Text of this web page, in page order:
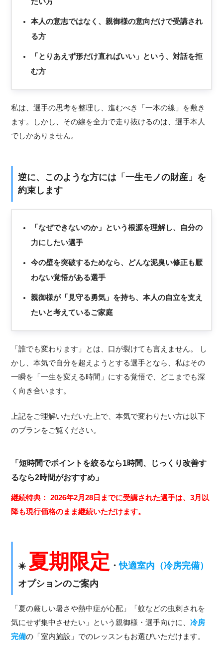
本人の意志ではなく、親御様の意向だけで受講され
る方
「とりあえず形だけ直ればいい」という、対話を拒
む方
私は、選手の思考を整理し、進むべき「一本の線」を敷き
ます。しかし、その線を全力で走り抜けるのは、選手本人
でしかありません。
逆に、このような方には「一生モノの財産」を
約束します
「なぜできないのか」という根源を理解し、自分の
力にしたい選手
今の壁を突破するためなら、どんな泥臭い修正も厭
わない覚悟がある選手
親御様が「見守る勇気」を持ち、本人の自立を支え
たいと考えているご家庭
「誰でも変わります」とは、口が裂けても言えません。 し
かし、本気で自分を超えようとする選手となら、私はその
一瞬を「一生を変える時間」にする覚悟で、どこまでも深
く向き合います。
上記をご理解いただいた上で、本気で変わりたい方は以下
のプランをご覧ください。
「短時間でポイントを絞るなら1時間、じっくり改善す
るなら2時間がおすすめ」
継続特典：
2026年2月28日までに受講された選手は、3月以
降も現行価格のまま継続いただけます。
☀️ 夏期限定 ・快適室内（冷房完備）
オプションのご案内
「夏の厳しい暑さや熱中症が心配」「蚊などの虫刺されを
気にせず集中させたい」という親御様・選手向けに、冷房
完備の「室内施設」でのレッスンもお選びいただけます。